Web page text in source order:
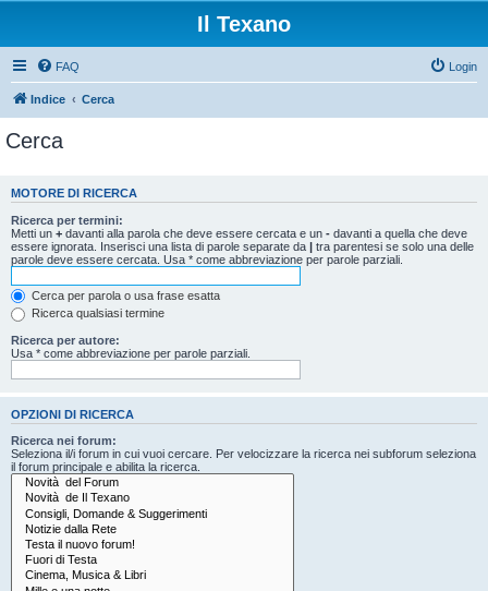
Il Texano
FAQ Login
Indice Cerca
Cerca
MOTORE DI RICERCA
Ricerca per termini:
Metti un + davanti alla parola che deve essere cercata e un - davanti a quella che deve
essere ignorata. Inserisci una lista di parole separate da | tra parentesi se solo una delle
parole deve essere cercata. Usa * come abbreviazione per parole parziali.
Cerca per parola o usa frase esatta
Ricerca qualsiasi termine
Ricerca per autore:
Usa * come abbreviazione per parole parziali.
OPZIONI DI RICERCA
Ricerca nei forum:
Seleziona il/i forum in cui vuoi cercare. Per velocizzare la ricerca nei subforum seleziona
il forum principale e abilita la ricerca.